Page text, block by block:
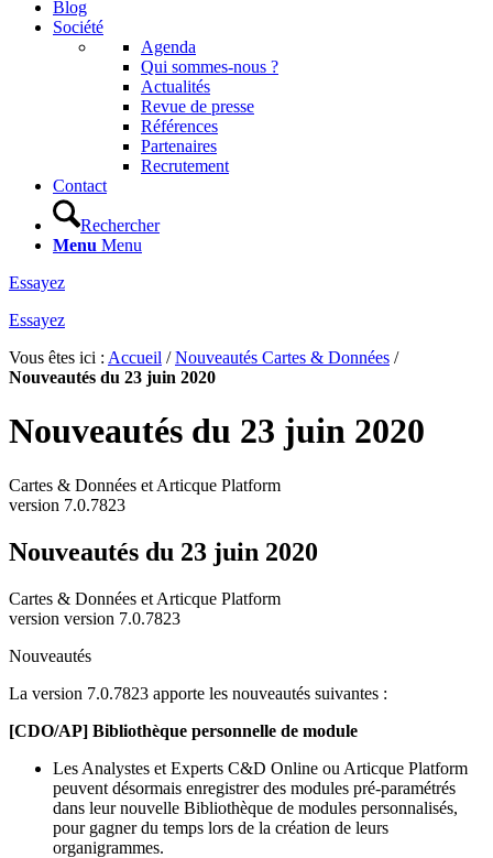
Blog
Société
Agenda
Qui sommes-nous ?
Actualités
Revue de presse
Références
Partenaires
Recrutement
Contact
Rechercher
Menu Menu
Essayez
Essayez
Vous êtes ici : Accueil /Nouveautés Cartes & Données /
Nouveautés du 23 juin 2020
Nouveautés du 23 juin 2020
Cartes & Données et Articque Platform
version 7.0.7823
Nouveautés du 23 juin 2020
Cartes & Données et Articque Platform
version version 7.0.7823
Nouveautés
La version 7.0.7823 apporte les nouveautés suivantes :
[CDO/AP] Bibliothèque personnelle de module
Les Analystes et Experts C&D Online ou Articque Platform
peuvent désormais enregistrer des modules pré-paramétrés
dans leur nouvelle Bibliothèque de modules personnalisés,
pour gagner du temps lors de la création de leurs
organigrammes.